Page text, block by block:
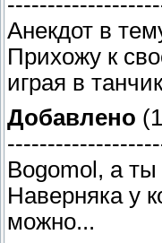
Анекдот в
Прихожу к
играя в
Добавлено
Bogomol, а ты
Наверняка у
можно...